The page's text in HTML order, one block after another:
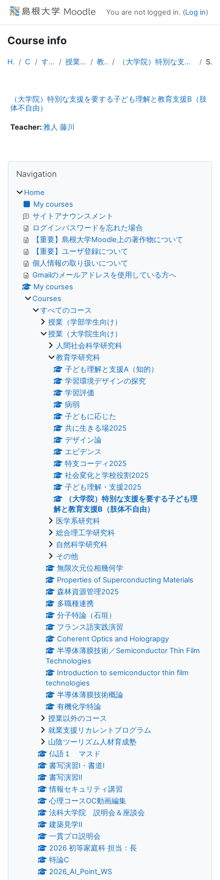
Skip to main content
You are not logged in. (Log in)
Course info
Home Courses すべてのコース 授業（大学院生向け） 教育学研究科 （大学院）特別な支援を要する子ども理解と教育支援B（肢体不自由） Summary
（大学院）特別な支援を要する子ども理解と教育支援B（肢
体不自由）
Teacher:雅人 藤川
Blocks
Navigation
Home
My courses
サイトアナウンスメント
ログインパスワードを忘れた場合
【重要】島根大学Moodle上の著作物について
【重要】ユーザ登録について
個人情報の取り扱いについて
Gmailのメールアドレスを使用している方へ
My courses
Courses
すべてのコース
授業（学部学生向け）
授業（大学院生向け）
人間社会科学研究科
教育学研究科
子ども理解と支援A（知的）
学習環境デザインの探究
学習評価
病弱
子どもに応じた
共に生きる場2025
デザイン論
エビデンス
特支コーディ2025
社会変化と学校役割2025
子ども理解・支援2025
（大学院）特別な支援を要する子ども理
解と教育支援B（肢体不自由）
医学系研究科
総合理工学研究科
自然科学研究科
その他
無限次元位相幾何学
Properties of Superconducting Materials
森林資源管理2025
多職種連携
分子特論（石垣）
フランス語実践演習
Coherent Optics and Holograpgy
半導体薄膜技術／Semiconductor Thin Film
Technologies
Introduction to semiconductor thin film
technologies
半導体薄膜技術概論
有機化学特論
授業以外のコース
就業支援リカレントプログラム
山陰ツーリズム人材育成塾
仏語１ マスド
書写演習Ⅰ・書道Ⅰ
書写演習Ⅱ
情報セキュリティ講習
心理コースOC動画編集
法科大学院 説明会＆座談会
建築見学Ⅱ
一貫プロ説明会
2026 初等家庭科 担当：長
特論C
2026_AI_Point_WS